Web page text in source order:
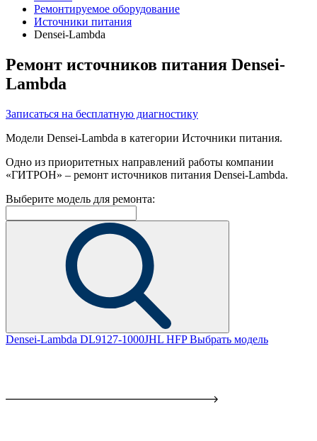
Ремонтируемое оборудование
Источники питания
Densei-Lambda
Ремонт источников питания Densei-
Lambda
Записаться на бесплатную диагностику
Модели Densei-Lambda в категории Источники питания.
Одно из приоритетных направлений работы компании
«ГИТРОН» – ремонт источников питания Densei-Lambda.
Выберите модель для ремонта:
Densei-Lambda DL9127-1000JHL HFP Выбрать модель